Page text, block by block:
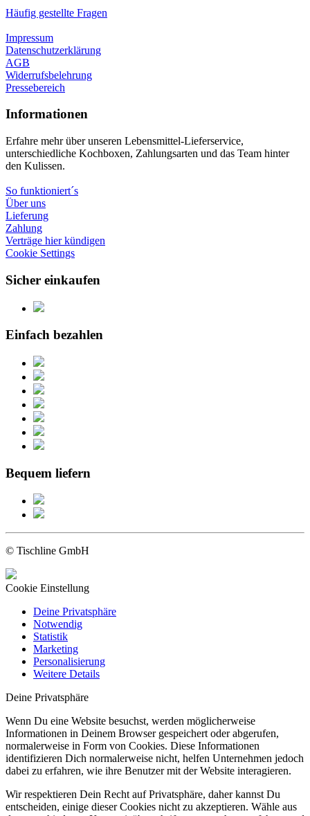
Häufig gestellte Fragen
Impressum
Datenschutzerklärung
AGB
Widerrufsbelehrung
Pressebereich
Informationen
Erfahre mehr über unseren Lebensmittel-Lieferservice,
unterschiedliche Kochboxen, Zahlungsarten und das Team hinter
den Kulissen.
So funktioniert´s
Über uns
Lieferung
Zahlung
Verträge hier kündigen
Cookie Settings
Sicher einkaufen
Einfach bezahlen
Bequem liefern
© Tischline GmbH
Cookie Einstellung
Deine Privatsphäre
Notwendig
Statistik
Marketing
Personalisierung
Weitere Details
Deine Privatsphäre
Wenn Du eine Website besuchst, werden möglicherweise
Informationen in Deinem Browser gespeichert oder abgerufen,
normalerweise in Form von Cookies. Diese Informationen
identifizieren Dich normalerweise nicht, helfen Unternehmen jedoch
dabei zu erfahren, wie ihre Benutzer mit der Website interagieren.
Wir respektieren Dein Recht auf Privatsphäre, daher kannst Du
entscheiden, einige dieser Cookies nicht zu akzeptieren. Wähle aus